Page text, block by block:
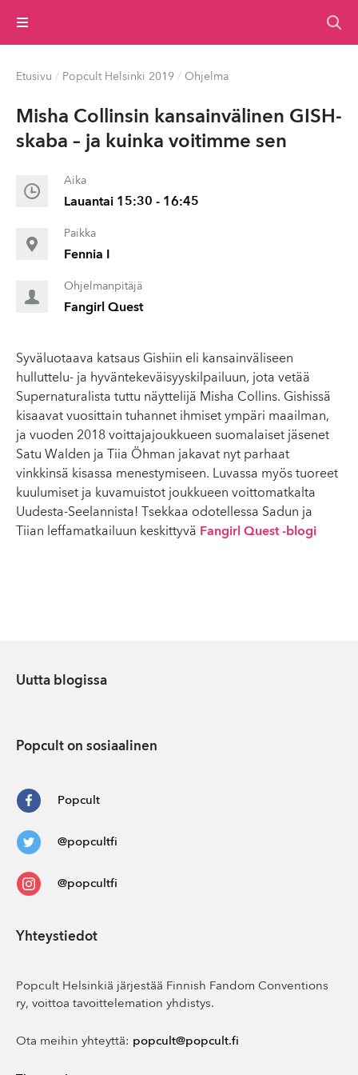
Valikko
Etusivu / Popcult Helsinki 2019 / Ohjelma
Misha Collinsin kan­sain­vä­li­nen GISH-
skaba – ja kuinka voitimme sen
Aika
Lauantai 15:30 - 16:45
Paikka
Fennia I
Ohjelmanpitäjä
Fangirl Quest
Syväluotaava katsaus Gishiin eli kansainväliseen
hulluttelu- ja hyväntekeväisyyskilpailuun, jota vetää
Supernaturalista tuttu näyttelijä Misha Collins. Gishissä
kisaavat vuosittain tuhannet ihmiset ympäri maailman,
ja vuoden 2018 voittajajoukkueen suomalaiset jäsenet
Satu Walden ja Tiia Öhman jakavat nyt parhaat
vinkkinsä kisassa menestymiseen. Luvassa myös tuoreet
kuulumiset ja kuvamuistot joukkueen voittomatkalta
Uudesta-Seelannista! Tsekkaa odotellessa Sadun ja
Tiian leffamatkailuun keskittyvä Fangirl Quest -blogi
Uutta blogissa
Popcult on sosiaalinen
Popcult
@popcultfi
@popcultfi
Yhteystiedot
Popcult Helsinkiä järjestää Finnish Fandom Conventions
ry, voittoa tavoittelemation yhdistys.
Ota meihin yhteyttä: popcult@popcult.fi